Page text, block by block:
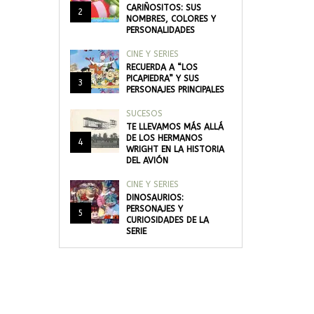
2
CARIÑOSITOS: SUS
NOMBRES, COLORES Y
PERSONALIDADES
3
CINE Y SERIES
RECUERDA A “LOS
PICAPIEDRA” Y SUS
PERSONAJES PRINCIPALES
4
SUCESOS
TE LLEVAMOS MÁS ALLÁ
DE LOS HERMANOS
WRIGHT EN LA HISTORIA
DEL AVIÓN
5
CINE Y SERIES
DINOSAURIOS:
PERSONAJES Y
CURIOSIDADES DE LA
SERIE